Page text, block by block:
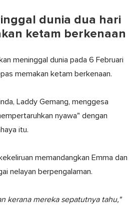
dunia dua hari
ketam berkenaan
meninggal dunia pada 6 Februari
memakan ketam berkenaan.
Laddy Gemang, menggesa
nyawa" dengan
itu.
memandangkan Emma dan
nelayan berpengalaman.
kerana mereka sepatutnya tahu,"